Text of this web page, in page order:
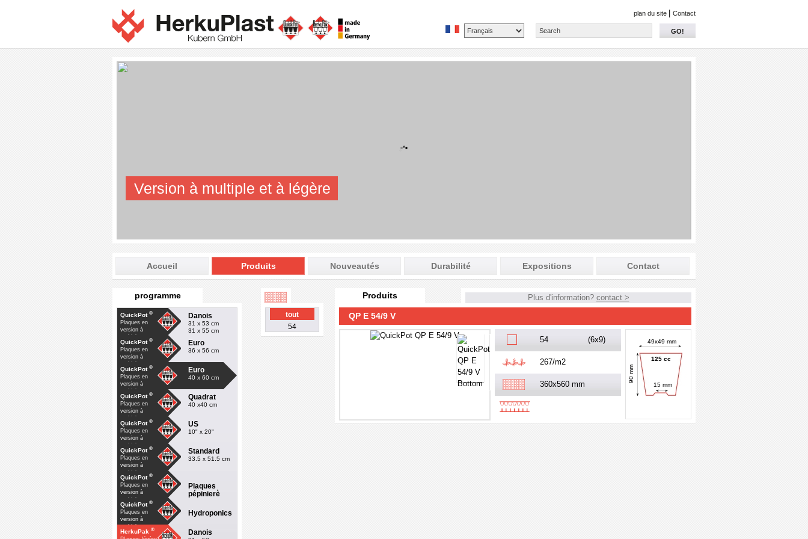
plan du site Contact
GO!
Version à multiple et à légère
Accueil Produits Nouveautés Durabilité Expositions Contact
programme
QuickPot ®
Plaques en
version à
multiple
Danois
31 x 53 cm
31 x 55 cm
QuickPot ®
Plaques en
version à
multiple
Euro
36 x 56 cm
QuickPot ®
Plaques en
version à
multiple
Euro
40 x 60 cm
QuickPot ®
Plaques en
version à
multiple
Quadrat
40 x40 cm
QuickPot ®
Plaques en
version à
multiple
US
10" x 20"
QuickPot ®
Plaques en
version à
multiple
Standard
33.5 x 51.5 cm
QuickPot ®
Plaques en
version à
multiple
Plaques
pépinierè
QuickPot ®
Plaques en
version à
multiple
Hydroponics
HerkuPak ®
Danois
tout
54
Produits Plus d'information? contact >
QP E 54/9 V
54 (6x9)
267/m2
360x560 mm
49x49 mm
90 mm
125 cc
15 mm